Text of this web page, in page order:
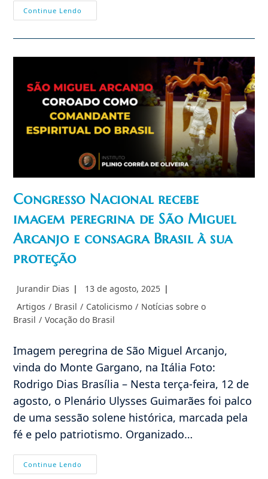
Continue Lendo
Desarma
Tráfico?
Congresso Nacional recebe
imagem peregrina de São Miguel
Arcanjo e consagra Brasil à sua
proteção
Autor
post:
Jurandir Dias
Post
13 de agosto, 2025
Categoria
do
Artigos / Brasil / Catolicismo / Notícias sobre o
Brasil / Vocação do Brasil
Imagem peregrina de São Miguel Arcanjo,
vinda do Monte Gargano, na Itália Foto:
Rodrigo Dias Brasília – Nesta terça-feira, 12 de
agosto, o Plenário Ulysses Guimarães foi palco
de uma sessão solene histórica, marcada pela
fé e pelo patriotismo. Organizado…
Continue Lendo
Nacional